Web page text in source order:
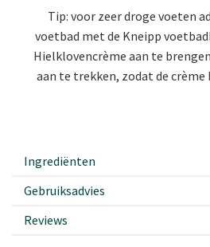
Tip: voor zeer droge voeten
voetbad met de Kneipp
Hielklovencrème aan te
aan te trekken, zodat de
Ingrediënten
Gebruiksadvies
Reviews